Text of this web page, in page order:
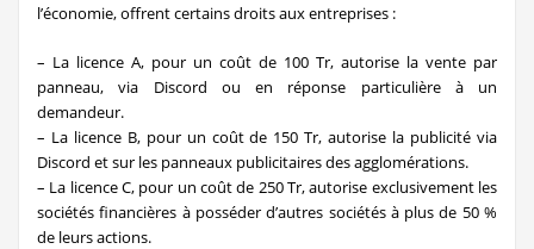
l’économie, offrent certains droits aux entreprises :
– La licence A, pour un coût de 100 Tr, autorise la vente par
panneau, via Discord ou en réponse particulière à un
demandeur.
– La licence B, pour un coût de 150 Tr, autorise la publicité via
Discord et sur les panneaux publicitaires des agglomérations.
– La licence C, pour un coût de 250 Tr, autorise exclusivement les
sociétés financières à posséder d’autres sociétés à plus de 50 %
de leurs actions.